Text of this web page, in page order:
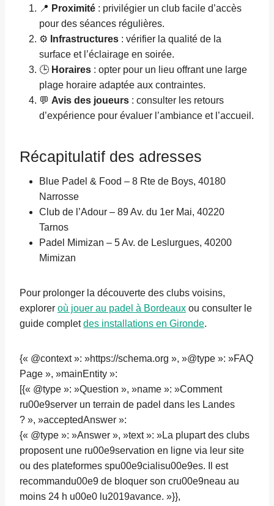
📍 Proximité : privilégier un club facile d’accès
pour des séances régulières.
⚙️ Infrastructures : vérifier la qualité de la
surface et l’éclairage en soirée.
🕒 Horaires : opter pour un lieu offrant une large
plage horaire adaptée aux contraintes.
💬 Avis des joueurs : consulter les retours
d’expérience pour évaluer l’ambiance et l’accueil.
Récapitulatif des adresses
Blue Padel & Food – 8 Rte de Boys, 40180
Narrosse
Club de l’Adour – 89 Av. du 1er Mai, 40220
Tarnos
Padel Mimizan – 5 Av. de Leslurgues, 40200
Mimizan
Pour prolonger la découverte des clubs voisins,
explorer où jouer au padel à Bordeaux ou consulter le
guide completdes installations en Gironde.
{« @context »: »https://schema.org », »@type »: »FAQ
Page », »mainEntity »:
[{« @type »: »Question », »name »: »Comment
ru00e9server un terrain de padel dans les Landes
? », »acceptedAnswer »:
{« @type »: »Answer », »text »: »La plupart des clubs
proposent une ru00e9servation en ligne via leur site
ou des plateformes spu00e9cialisu00e9es. Il est
recommandu00e9 de bloquer son cru00e9neau au
moins 24 h u00e0 lu2019avance. »}},